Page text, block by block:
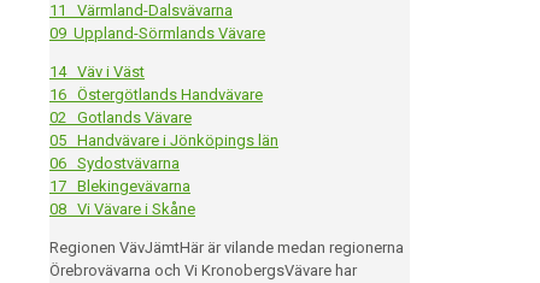
11 Värmland-Dalsvävarna
09 Uppland-Sörmlands Vävare
14 Väv i Väst
16 Östergötlands Handvävare
02 Gotlands Vävare
05 Handvävare i Jönköpings län
06 Sydostvävarna
17 Blekingevävarna
08 Vi Vävare i Skåne
Regionen VävJämtHär är vilande medan regionerna
Örebrovävarna och Vi KronobergsVävare har